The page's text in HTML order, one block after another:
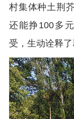
村集体种土荆
还能挣100多
受，生动诠释了